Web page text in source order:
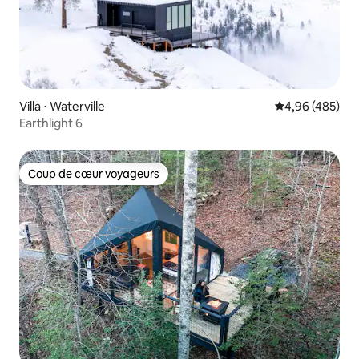
Villa ⋅ Waterville Évaluation
4,96 (485)
Earthlight 6
Coup de cœur voyageurs
Coup de cœur voyageurs